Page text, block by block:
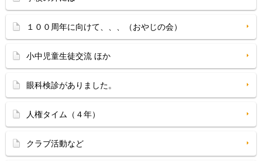
１００周年に向けて、、、（おやじの会）
小中児童生徒交流 ほか
眼科検診がありました。
人権タイム（４年）
クラブ活動など